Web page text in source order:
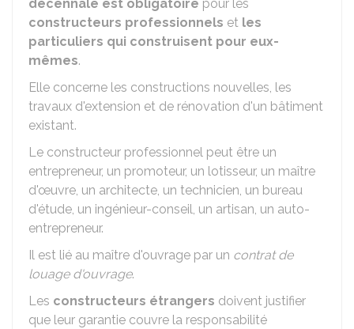
décennale est obligatoire pour les
constructeurs professionnels et les
particuliers qui construisent pour eux-
mêmes.
Elle concerne les constructions nouvelles, les
travaux d'extension et de rénovation d'un bâtiment
existant.
Le constructeur professionnel peut être un
entrepreneur, un promoteur, un lotisseur, un maître
d'œuvre, un architecte, un technicien, un bureau
d'étude, un ingénieur-conseil, un artisan, un auto-
entrepreneur.
Il est lié au maître d'ouvrage par un contrat de
louage d'ouvrage.
Les constructeurs étrangers doivent justifier
que leur garantie couvre la responsabilité